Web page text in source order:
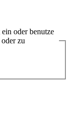
oder benutze
zu